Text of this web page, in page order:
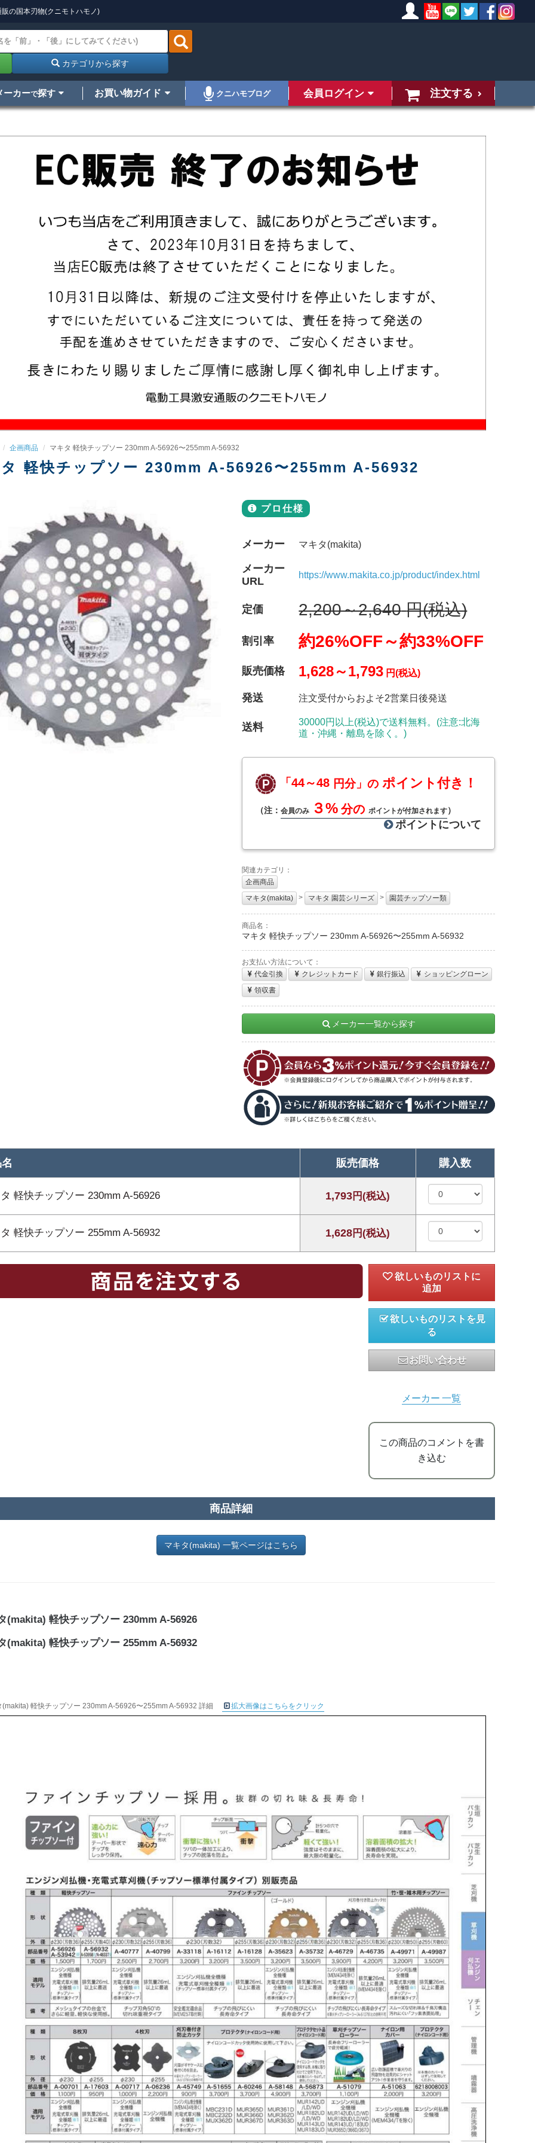
の国本刃物(クニモトハモノ)
カテゴリから探す
ーカーで探す お買い物ガイド クニハモブログ 会員ログイン 注文する
企画商品 マキタ 軽快チップソー 230mm A-56926〜255mm A-56932
軽快チップソー 230mm A-56926〜255mm A-56932
プロ仕様
メーカー マキタ(makita)
メーカー
URL
https://www.makita.co.jp/product/index.html
定価 2,200～2,640 円(税込)
割引率 約26%OFF～約33%OFF
販売価格 1,628～1,793 円(税込)
発送 注文受付からおよそ2営業日後発送
送料
30000円以上(税込)で送料無料。(注意:北海
道・沖縄・離島を除く。)
「44～48 円分」のポイント付き！
（注： 会員のみ ３% 分のポイントが付加されます）
ポイントについて
関連カテゴリ：
企画商品
マキタ(makita)
> マキタ 園芸シリーズ > 園芸チップソー類
商品名：
マキタ 軽快チップソー 230mm A-56926〜255mm A-56932
お支払い方法について：
代金引換
クレジットカード 銀行振込
ショッピングローン
領収書
メーカー一覧から探す
販売価格 購入数
軽快チップソー 230mm A-56926 1,793円(税込)
軽快チップソー 255mm A-56932 1,628円(税込)
欲しいものリストを見
る
お問い合わせ
メーカー 一覧
この商品のコメントを書
き込む
商品詳細
マキタ(makita) 一覧ページはこちら
(makita) 軽快チップソー 230mm A-56926
(makita) 軽快チップソー 255mm A-56932
(makita) 軽快チップソー 230mm A-56926〜255mm A-56932 詳細 拡大画像はこちらをクリック